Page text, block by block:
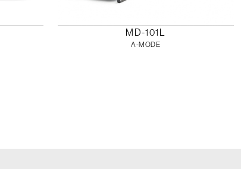
MD-101L
A-MODE